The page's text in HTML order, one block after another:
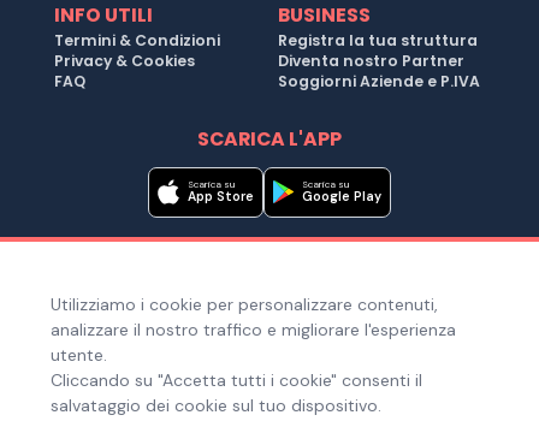
INFO UTILI
Termini & Condizioni
Privacy & Cookies
FAQ
BUSINESS
Registra la tua struttura
Diventa nostro Partner
Soggiorni Aziende e P.IVA
SCARICA L'APP
Scarica su
App Store
Scarica su
Google Play
Hai bisogno di aiuto ?
Utilizziamo i cookie per personalizzare contenuti,
analizzare il nostro traffico e migliorare l'esperienza
utente.
Cliccando su "Accetta tutti i cookie" consenti il
salvataggio dei cookie sul tuo dispositivo.